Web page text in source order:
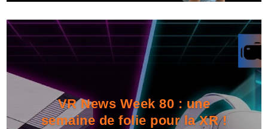
VR News Week 80 : une
semaine de folie pour la XR !